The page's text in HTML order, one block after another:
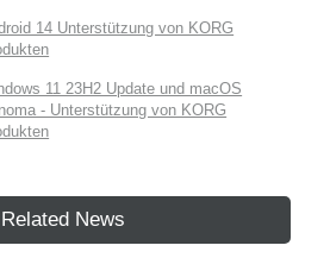
14 Unterstützung von KORG
11 23H2 Update und macOS
- Unterstützung von KORG
Related News